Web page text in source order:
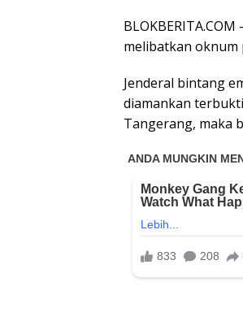
melibatkan oknum
Jenderal bintang
diamankan
Tangerang, maka